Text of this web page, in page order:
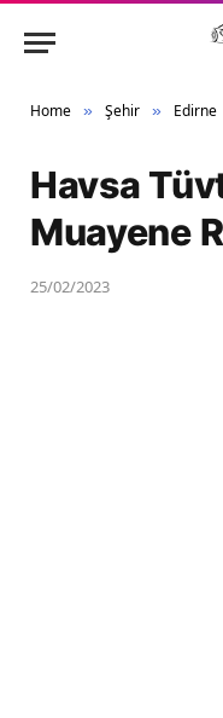
Home » Şehir » Edirne
Havsa
Muayene
25/02/2023